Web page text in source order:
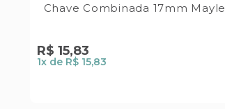
Chave Combinada 17mm Mayle
R$ 15,83
1x de R$ 15,83